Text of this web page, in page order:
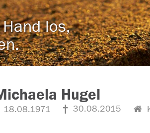
los,
Hugel
18.08.1971 30.08.2015